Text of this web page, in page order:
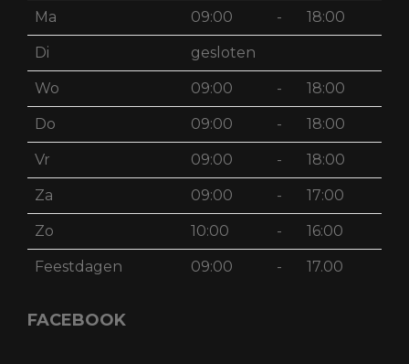
Ma 09:00 - 18:00
Di gesloten
Wo 09:00 - 18:00
Do 09:00 - 18:00
Vr 09:00 - 18:00
Za 09:00 - 17:00
Zo 10:00 - 16:00
Feestdagen 09:00 - 17.00
FACEBOOK